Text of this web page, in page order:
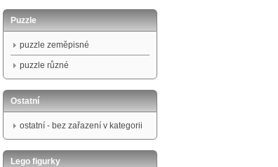
Puzzle
puzzle zeměpisné
puzzle různé
Ostatní
ostatní - bez zařazení v kategorii
Lego figurky